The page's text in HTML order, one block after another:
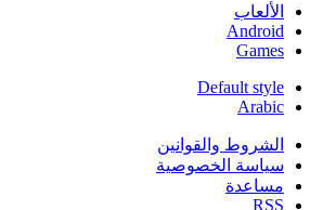
الألعاب
Android
Games
Default style
Arabic
الشروط والقوانين
سياسة الخصوصية
مساعدة
RSS